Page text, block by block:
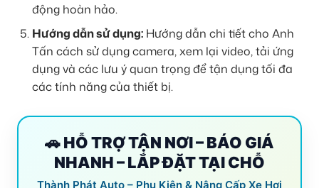
động hoàn hảo.
Hướng dẫn sử dụng:Hướng dẫn chi tiết cho Anh
Tấn cách sử dụng camera, xem lại video, tải ứng
dụng và các lưu ý quan trọng để tận dụng tối đa
các tính năng của thiết bị.
🚗 HỖ TRỢ TẬN NƠI – BÁO GIÁ
NHANH – LẮP ĐẶT TẠI CHỖ
Thành Phát Auto – Phụ Kiện & Nâng Cấp Xe Hơi